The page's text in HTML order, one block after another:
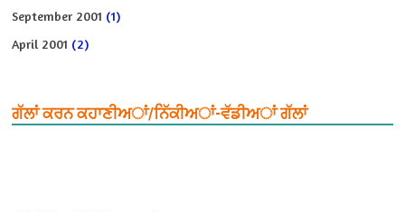
September 2001 (1)
April 2001 (2)
ਗੱਲਾਂ ਕਰਨ ਕਹਾਣੀਅਾਂ/ਨਿੱਕੀਅਾਂ-ਵੱਡੀਅਾਂ ਗੱਲਾਂ